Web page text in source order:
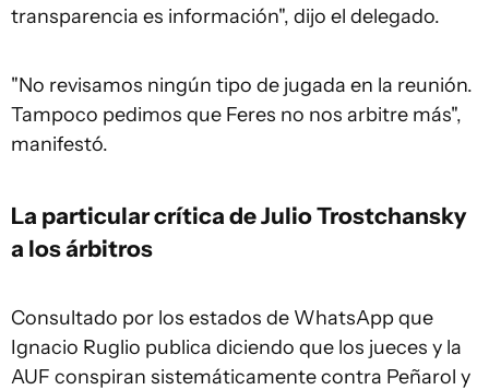
transparencia es información", dijo el delegado.
"No revisamos ningún tipo de jugada en la reunión.
Tampoco pedimos que Feres no nos arbitre más",
manifestó.
La particular crítica de Julio Trostchansky
a los árbitros
Consultado por los estados de WhatsApp que
Ignacio Ruglio publica diciendo que los jueces y la
AUF conspiran sistemáticamente contra Peñarol y